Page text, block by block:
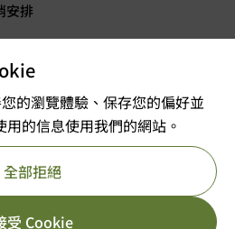
的瀏覽體驗、保存您的偏好並
的信息使用我們的網站。
受 Cookie
全部拒絕
安排
有
獲豁免繳稅的慈善團體